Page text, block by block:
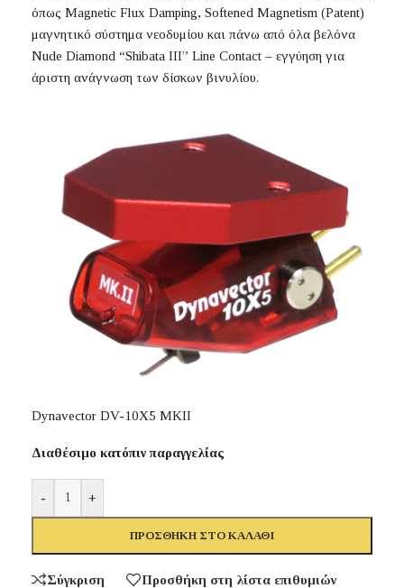
όπως Magnetic Flux Damping, Softened Magnetism (Patent)
μαγνητικό σύστημα νεοδυμίου και πάνω από όλα βελόνα
Nude Diamond “Shibata III” Line Contact – εγγύηση για
άριστη ανάγνωση των δίσκων βινυλίου.
Dynavector DV-10X5 MKII
Διαθέσιμο κατόπιν παραγγελίας
- +
ΠΡΟΣΘΉΚΗ ΣΤΟ ΚΑΛΆΘΙ
Σύγκριση Προσθήκη στη λίστα επιθυμιών